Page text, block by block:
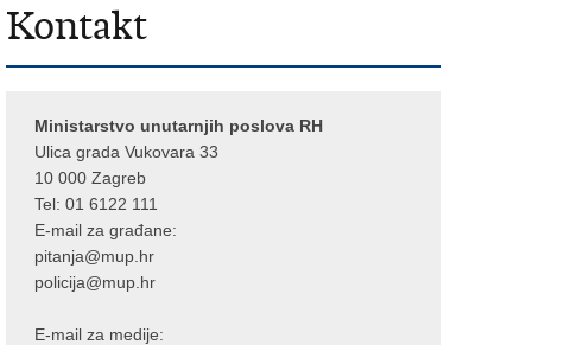
Kontakt
Ministarstvo unutarnjih poslova RH
Ulica grada Vukovara 33
10 000 Zagreb
Tel: 01 6122 111
E-mail za građane:
pitanja@mup.hr
policija@mup.hr
E-mail za medije: